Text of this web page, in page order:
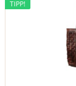
TIPP!